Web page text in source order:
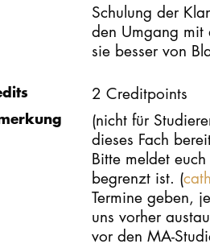
Schulung der
den Umgang mit
sie besser von
2 Creditpoints
(nicht für
dieses Fach
Bitte meldet
begrenzt ist. (
Termine geben,
uns vorher
vor den MA-